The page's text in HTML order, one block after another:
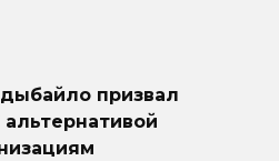
призвал